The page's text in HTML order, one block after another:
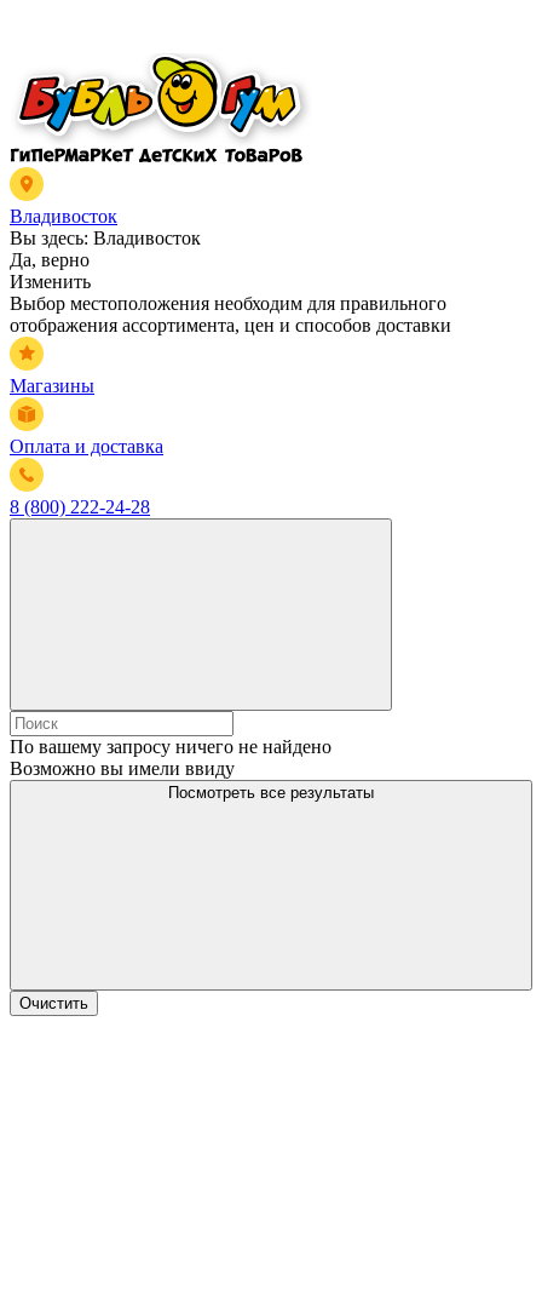
Владивосток
Вы здесь: Владивосток
Да, верно
Изменить
Выбор местоположения необходим для правильного
отображения ассортимента, цен и способов доставки
Магазины
Оплата и доставка
8 (800) 222-24-28
По вашему запросу ничего не найдено
Возможно вы имели ввиду
Посмотреть все результаты
Очистить